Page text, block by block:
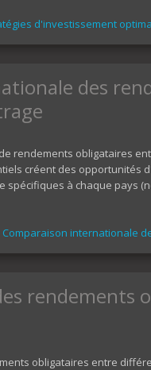
d'investissement
des
rendements obligataires
créent des
spécifiques à chaque pays
Comparaison internationale
rendements
obligataires entre